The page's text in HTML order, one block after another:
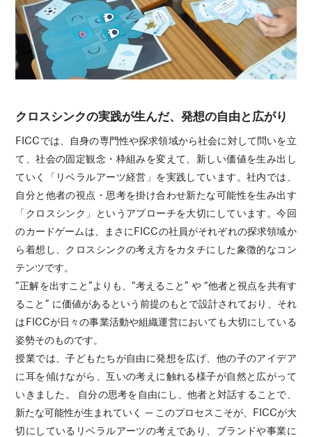
クロスシンクの実践が生んだ、発想の自由と広がり
FICCでは、自身の専門性や探求領域から社会に対して問いを立
て、社会の固定観念・枠組みを変えて、新しい価値を生み出し
ていく「リベラルアーツ経営」を実践しています。社内では、
自分と他者の視点・思考を掛け合わせ新たな可能性を生み出す
「クロスシンク」というアプローチを大切にしています。今回
のカードゲームは、まさにFICCの社員がそれぞれの探求領域か
ら着想し、クロスシンクの考え方をカタチにした象徴的なコン
テンツです。
“正解を出すこと”よりも、“考えること” や “他者と視点を共有す
ること” に価値があるという前提のもとで設計されており、それ
はFICCが日々の事業活動や組織運営においても大切にしている
姿勢そのものです。
授業では、子どもたちが自由に発想を広げ、他の子のアイデア
に耳を傾けながら、互いの考えに触れる様子が自然と広がって
いきました。 自分の思考を自由にし、他者と対話することで、
新たな可能性が生まれていく ─ このプロセスこそが、FICCが大
切にしているリベラルアーツの考えであり、ブランドや事業に